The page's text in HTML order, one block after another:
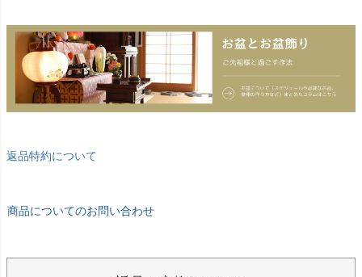
返品特約について
商品についてのお問い合わせ